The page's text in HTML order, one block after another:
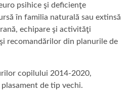
psihice şi deficienţe
în familia naturală sau extinsă
echipare şi activităţi
recomandărilor din planurile de
copilului 2014-2020,
de tip vechi.